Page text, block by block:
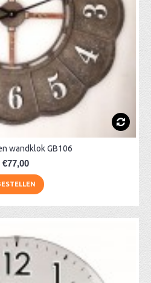
wandklok GB106
€77,00